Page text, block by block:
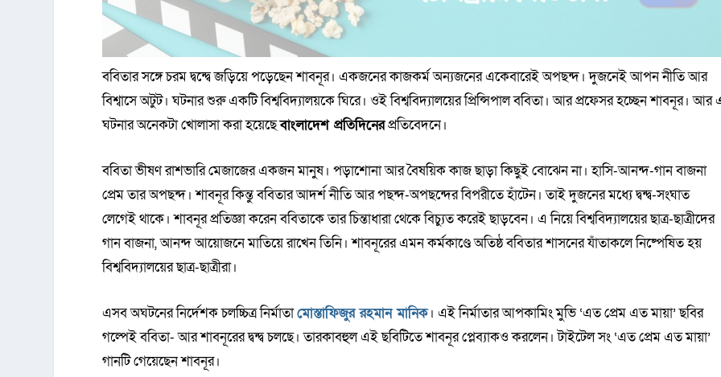
ববিতার সঙ্গে চরম দ্বন্দ্বে জড়িয়ে পড়েছেন শাবনূর। একজনের কাজকর্ম অন্যজনের একেবারেই অপছন্দ। দুজনেই আপন নীতি আর
বিশ্বাসে অটুট। ঘটনার শুরু একটি বিশ্ববিদ্যালয়কে ঘিরে। ওই বিশ্ববিদ্যালয়ের প্রিন্সিপাল ববিতা। আর প্রফেসর হচ্ছেন শাবনূর। আর
ঘটনার অনেকটা খোলাসা করা হয়েছেবাংলাদেশ প্রতিদিনেরপ্রতিবেদনে।
ববিতা ভীষণ রাশভারি মেজাজের একজন মানুষ। পড়াশোনা আর বৈষয়িক কাজ ছাড়া কিছুই বোঝেন না। হাসি-আনন্দ-গান বাজনা
প্রেম তার অপছন্দ। শাবনূর কিন্তু ববিতার আদর্শ নীতি আর পছন্দ-অপছন্দের বিপরীতে হাঁটেন। তাই দুজনের মধ্যে দ্বন্দ্ব-সংঘাত
লেগেই থাকে। শাবনূর প্রতিজ্ঞা করেন ববিতাকে তার চিন্তাধারা থেকে বিচ্যুত করেই ছাড়বেন। এ নিয়ে বিশ্ববিদ্যালয়ের ছাত্র-ছাত্রীদের
গান বাজনা, আনন্দ আয়োজনে মাতিয়ে রাখেন তিনি। শাবনূরের এমন কর্মকাণ্ডে অতিষ্ঠ ববিতার শাসনের যাঁতাকলে নিষ্পেষিত হয়
বিশ্ববিদ্যালয়ের ছাত্র-ছাত্রীরা।
এসব অঘটনের নির্দেশক চলচ্চিত্র নির্মাতামোস্তাফিজুর রহমান মানিক। এই নির্মাতার আপকামিং মুভি ‘এত প্রেম এত মায়া’ ছবির
গল্পেই ববিতা- আর শাবনূরের দ্বন্দ্ব চলছে। তারকাবহুল এই ছবিটিতে শাবনূর প্লেব্যাকও করলেন। টাইটেল সং ‘এত প্রেম এত মায়া’
গানটি গেয়েছেন শাবনূর।